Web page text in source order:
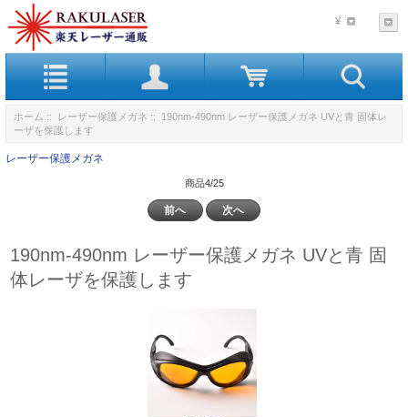
¥
ホーム :: レーザー保護メガネ :: 190nm-490nm レーザー保護メガネ UVと青 固体レ
ーザを保護します
レーザー保護メガネ
商品4/25
前へ 次へ
190nm-490nm レーザー保護メガネ UVと青 固
体レーザを保護します